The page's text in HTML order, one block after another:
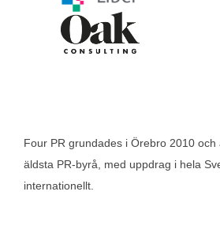
Four PR grundades i Örebro 2010
äldsta PR‑byrå, med uppdrag i hela
internationellt.